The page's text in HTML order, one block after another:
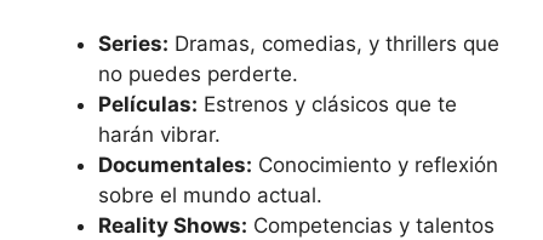
Series: Dramas, comedias, y thrillers que
no puedes perderte.
Películas: Estrenos y clásicos que te
harán vibrar.
Documentales: Conocimiento y reflexión
sobre el mundo actual.
Reality Shows: Competencias y talentos